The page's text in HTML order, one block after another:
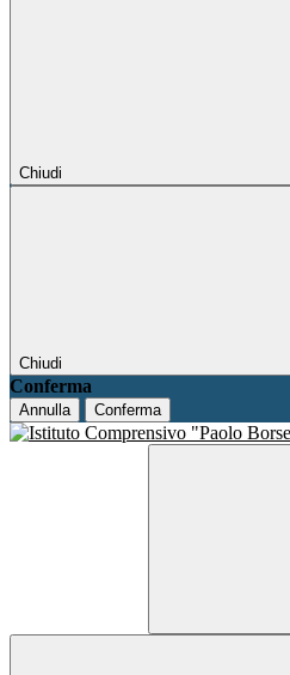
Chiudi
Chiudi
Conferma
Annulla Conferma